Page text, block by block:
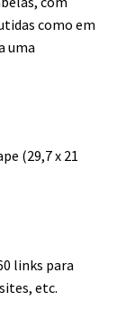
como em
uma
(29,7 x 21
links para
etc.